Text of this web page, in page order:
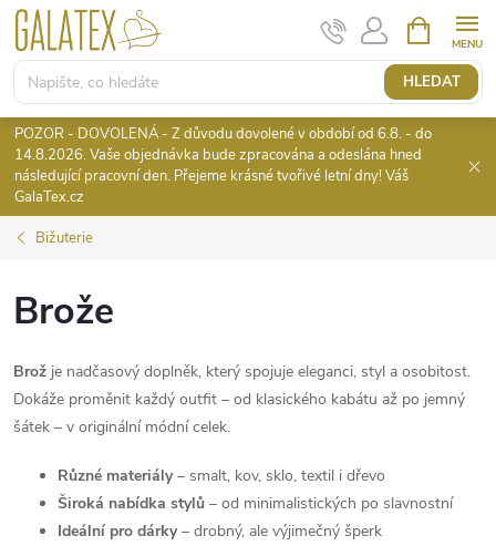
Přejít
obsah
HLEDAT
NÁKUPNÍ
KOŠÍK
POZOR - DOVOLENÁ - Z důvodu dovolené v období od 6.8. - do
14.8.2026. Vaše objednávka bude zpracována a odeslána hned
následující pracovní den. Přejeme krásné tvořivé letní dny! Váš
GalaTex.cz
Bižuterie
Brože
Brož je nadčasový doplněk, který spojuje eleganci, styl a osobitost.
Dokáže proměnit každý outfit – od klasického kabátu až po jemný
šátek – v originální módní celek.
Různé materiály– smalt, kov, sklo, textil i dřevo
Široká nabídka stylů – od minimalistických po slavnostní
Ideální pro dárky– drobný, ale výjimečný šperk